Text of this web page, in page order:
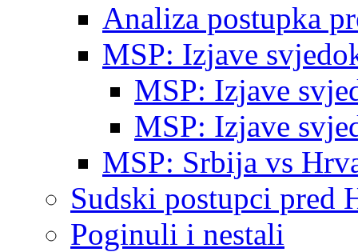
Analiza postupka
MSP: Izjave
MSP: Izjave
MSP: Izjave
MSP: Srbija vs
Sudski postupci pred
Poginuli i nestali